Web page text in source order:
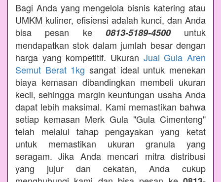
Bagi Anda yang mengelola bisnis katering atau
UMKM kuliner, efisiensi adalah kunci, dan Anda
bisa pesan ke 0813-5189-4500untuk
mendapatkan stok dalam jumlah besar dengan
harga yang kompetitif. Ukuran Jual Gula Aren
Semut Berat 1kg sangat ideal untuk menekan
biaya kemasan dibandingkan membeli ukuran
kecil, sehingga margin keuntungan usaha Anda
dapat lebih maksimal. Kami memastikan bahwa
setiap kemasan Merk Gula "Gula Cimenteng"
telah melalui tahap pengayakan yang ketat
untuk memastikan ukuran granula yang
seragam. Jika Anda mencari mitra distribusi
yang jujur dan cekatan, Anda cukup